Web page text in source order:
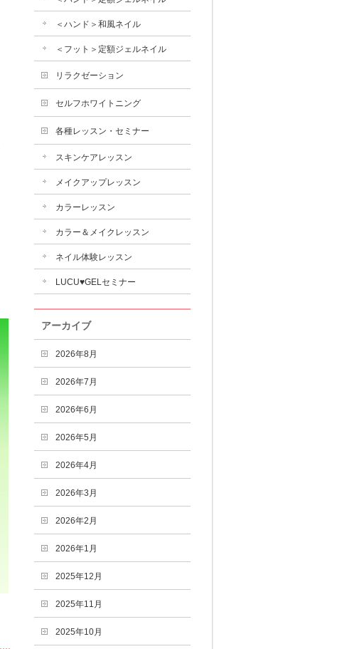
＜ハンド＞和風ネイル
＜フット＞定額ジェルネイル
リラクゼーション
セルフホワイトニング
各種レッスン・セミナー
スキンケアレッスン
メイクアップレッスン
カラーレッスン
カラー＆メイクレッスン
ネイル体験レッスン
LUCU♥GELセミナー
アーカイブ
2026年8月
2026年7月
2026年6月
2026年5月
2026年4月
2026年3月
2026年2月
2026年1月
2025年12月
2025年11月
2025年10月